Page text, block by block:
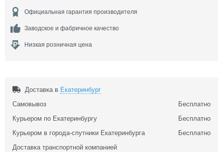
Официальная гарантия производителя
Заводское и фабричное качество
Низкая розничная цена
Доставка в Екатеринбург
Самовывоз
Бесплатно
Курьером по Екатеринбургу
Бесплатно
Курьером в города-спутники Екатеринбурга
Бесплатно
Доставка транспортной компанией